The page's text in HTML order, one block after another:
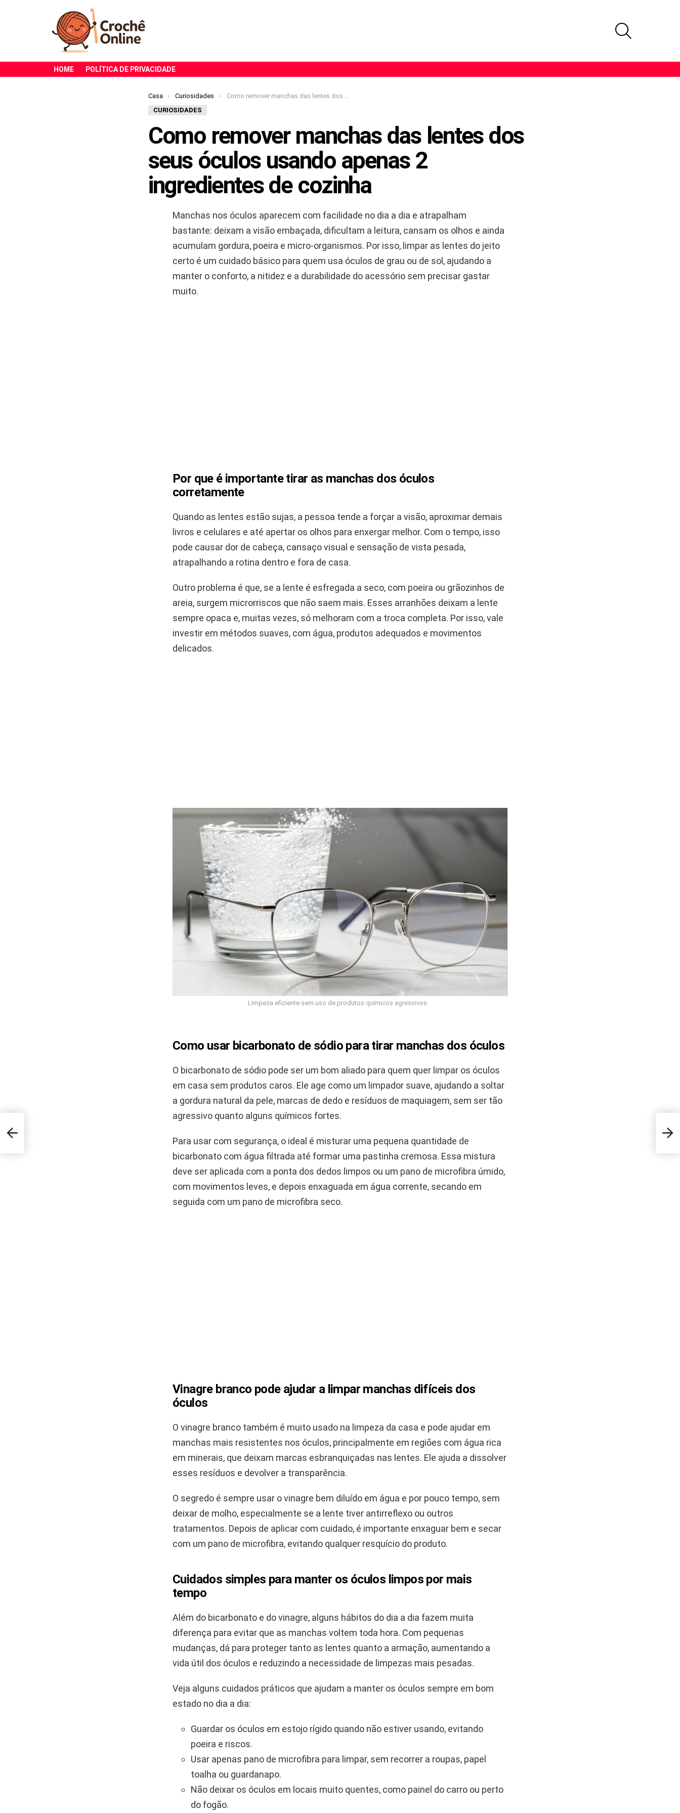
HOME POLÍTICA DE PRIVACIDADE
Você está aqui:
Casa Curiosidades
Como remover manchas das lentes dos seus óculos usando apenas 2 ingredientes de cozinha
CURIOSIDADES
Como remover manchas das lentes dos
seus óculos usando apenas 2
ingredientes de cozinha
Manchas nos óculos aparecem com facilidade no dia a dia e atrapalham
bastante: deixam a visão embaçada, dificultam a leitura, cansam os olhos e ainda
acumulam gordura, poeira e micro-organismos. Por isso, limpar as lentes do jeito
certo é um cuidado básico para quem usa óculos de grau ou de sol, ajudando a
manter o conforto, a nitidez e a durabilidade do acessório sem precisar gastar
muito.
Por que é importante tirar as manchas dos óculos
corretamente
Quando as lentes estão sujas, a pessoa tende a forçar a visão, aproximar demais
livros e celulares e até apertar os olhos para enxergar melhor. Com o tempo, isso
pode causar dor de cabeça, cansaço visual e sensação de vista pesada,
atrapalhando a rotina dentro e fora de casa.
Outro problema é que, se a lente é esfregada a seco, com poeira ou grãozinhos de
areia, surgem microrriscos que não saem mais. Esses arranhões deixam a lente
sempre opaca e, muitas vezes, só melhoram com a troca completa. Por isso, vale
investir em métodos suaves, com água, produtos adequados e movimentos
delicados.
Limpeza eficiente sem uso de produtos químicos agressivos
Como usar bicarbonato de sódio para tirar manchas dos óculos
O bicarbonato de sódio pode ser um bom aliado para quem quer limpar os óculos
em casa sem produtos caros. Ele age como um limpador suave, ajudando a soltar
a gordura natural da pele, marcas de dedo e resíduos de maquiagem, sem ser tão
agressivo quanto alguns químicos fortes.
Para usar com segurança, o ideal é misturar uma pequena quantidade de
bicarbonato com água filtrada até formar uma pastinha cremosa. Essa mistura
deve ser aplicada com a ponta dos dedos limpos ou um pano de microfibra úmido,
com movimentos leves, e depois enxaguada em água corrente, secando em
seguida com um pano de microfibra seco.
Vinagre branco pode ajudar a limpar manchas difíceis dos
óculos
O vinagre branco também é muito usado na limpeza da casa e pode ajudar em
manchas mais resistentes nos óculos, principalmente em regiões com água rica
em minerais, que deixam marcas esbranquiçadas nas lentes. Ele ajuda a dissolver
esses resíduos e devolver a transparência.
O segredo é sempre usar o vinagre bem diluído em água e por pouco tempo, sem
deixar de molho, especialmente se a lente tiver antirreflexo ou outros
tratamentos. Depois de aplicar com cuidado, é importante enxaguar bem e secar
com um pano de microfibra, evitando qualquer resquício do produto.
Cuidados simples para manter os óculos limpos por mais
tempo
Além do bicarbonato e do vinagre, alguns hábitos do dia a dia fazem muita
diferença para evitar que as manchas voltem toda hora. Com pequenas
mudanças, dá para proteger tanto as lentes quanto a armação, aumentando a
vida útil dos óculos e reduzindo a necessidade de limpezas mais pesadas.
Veja alguns cuidados práticos que ajudam a manter os óculos sempre em bom
estado no dia a dia:
Guardar os óculos em estojo rígido quando não estiver usando, evitando
poeira e riscos.
Usar apenas pano de microfibra para limpar, sem recorrer a roupas, papel
toalha ou guardanapo.
Não deixar os óculos em locais muito quentes, como painel do carro ou perto
do fogão.